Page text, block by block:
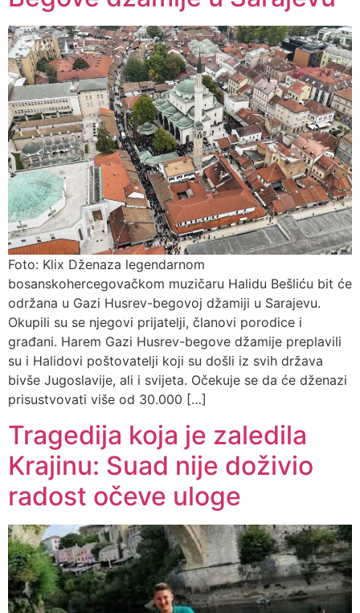
Foto: Klix Dženaza legendarnom
bosanskohercegovačkom muzičaru Halidu Bešliću bit će
održana u Gazi Husrev-begovoj džamiji u Sarajevu.
Okupili su se njegovi prijatelji, članovi porodice i
građani. Harem Gazi Husrev-begove džamije preplavili
su i Halidovi poštovatelji koji su došli iz svih država
bivše Jugoslavije, ali i svijeta. Očekuje se da će dženazi
prisustvovati više od 30.000 […]
Tragedija koja je zaledila
Krajinu: Suad nije doživio
radost očeve uloge